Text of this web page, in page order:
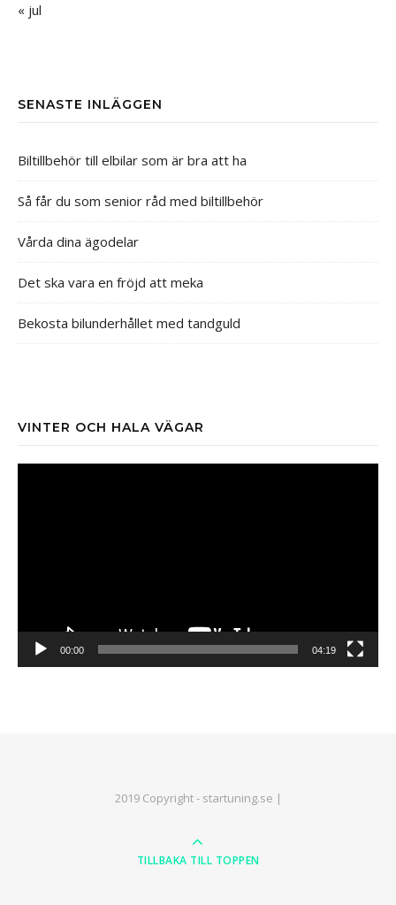
« jul
SENASTE INLÄGGEN
Biltillbehör till elbilar som är bra att ha
Så får du som senior råd med biltillbehör
Vårda dina ägodelar
Det ska vara en fröjd att meka
Bekosta bilunderhållet med tandguld
VINTER OCH HALA VÄGAR
00:00 04:19
2019 Copyright - startuning.se |
TILLBAKA TILL TOPPEN